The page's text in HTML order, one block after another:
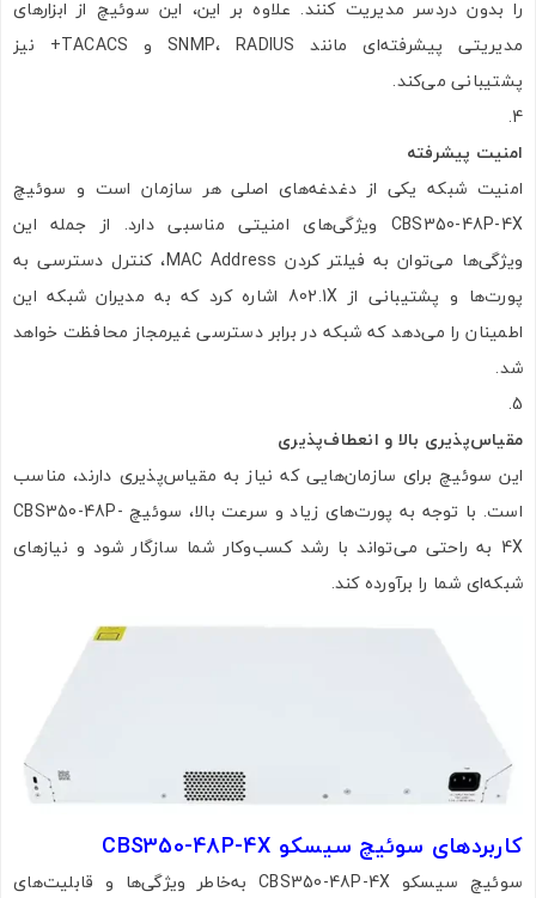
را بدون دردسر مدیریت کنند. علاوه بر این، این سوئیچ از ابزارهای
مدیریتی پیشرفته‌ای مانند SNMP، RADIUS و TACACS+ نیز
پشتیبانی می‌کند.
امنیت پیشرفته
امنیت شبکه یکی از دغدغه‌های اصلی هر سازمان است و سوئیچ
CBS350-48P-4X ویژگی‌های امنیتی مناسبی دارد. از جمله این
ویژگی‌ها می‌توان به فیلتر کردن MAC Address، کنترل دسترسی به
پورت‌ها و پشتیبانی از 802.1X اشاره کرد که به مدیران شبکه این
اطمینان را می‌دهد که شبکه در برابر دسترسی غیرمجاز محافظت خواهد
شد.
مقیاس‌پذیری بالا و انعطاف‌پذیری
این سوئیچ برای سازمان‌هایی که نیاز به مقیاس‌پذیری دارند، مناسب
است. با توجه به پورت‌های زیاد و سرعت بالا، سوئیچ CBS350-48P-
4X به راحتی می‌تواند با رشد کسب‌وکار شما سازگار شود و نیازهای
شبکه‌ای شما را برآورده کند.
کاربردهای سوئیچ سیسکو CBS350-48P-4X
سوئیچ سیسکو CBS350-48P-4X به‌خاطر ویژگی‌ها و قابلیت‌های